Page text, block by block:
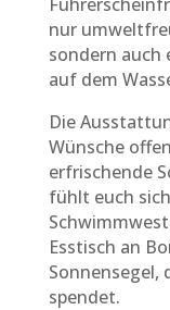
nur
sondern auch
auf dem
Die
Wünsche
erfrischende
fühlt euch
Esstisch an
Sonnensegel,
spendet.